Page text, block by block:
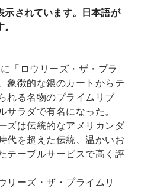
示されています。日本語が
「ロウリーズ・ザ・プラ
象徴的な銀のカートからテ
れる名物のプライムリブ
サラダで有名になった。
ズは伝統的なアメリカンダ
代を超えた伝統、温かいお
テーブルサービスで高く評
リーズ・ザ・プライムリ